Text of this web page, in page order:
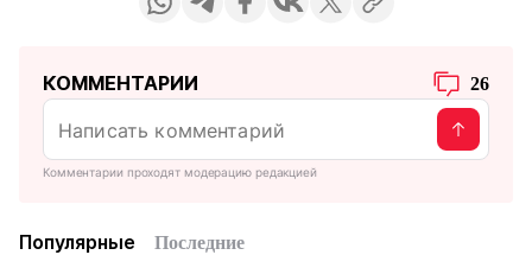
КОММЕНТАРИИ 26
Комментарии проходят модерацию редакцией
Популярные Последние